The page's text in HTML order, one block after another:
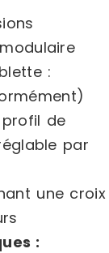
:
de
par
une croix
: